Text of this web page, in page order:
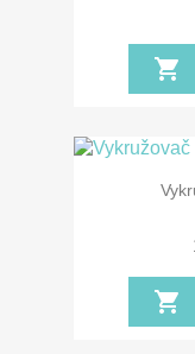
shopping_cart
shopping_cart